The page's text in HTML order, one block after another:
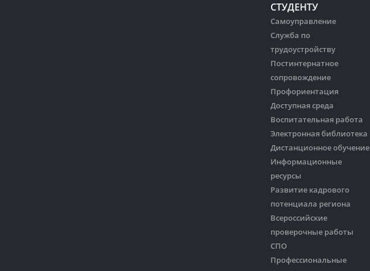
СТУДЕНТУ
Самоуправление
Служба по
трудоустройству
Постинтернатное
сопровождение
Профориентация
Доступная среда
Воспитательная работа
Электронная библиотека
Дистанционное обучение
Информационные
ресурсы
Развитие кадрового
потенциала региона
Всероссийские
проверочные работы
СПО
Профессиональные